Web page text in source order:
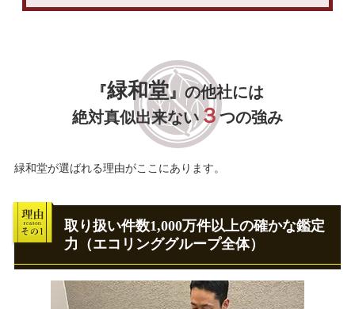
『緑和堂』の他社には
絶対真似出来ない ３つの強み
緑和堂が選ばれる理由がここにあります。
取り扱い件数1,000万件以上の確かな鑑定
力（エコリンググループ全体）